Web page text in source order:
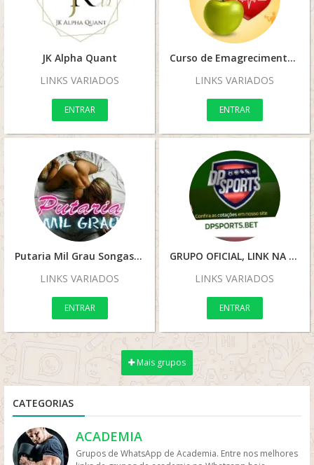
JK Alpha Quant
LINKS VARIADOS
ENTRAR
Curso de Emagrecimento
LINKS VARIADOS
ENTRAR
Putaria Mil Grau Songas City
LINKS VARIADOS
ENTRAR
GRUPO OFICIAL, LINK NA BIO
LINKS VARIADOS
ENTRAR
Mais grupos
CATEGORIAS
ACADEMIA
Grupos de WhatsApp de Academia. Entre nos melhores